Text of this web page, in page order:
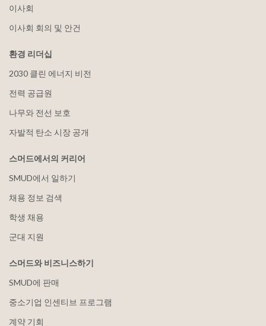
이사회
이사회 회의 및 안건
환경 리더십
2030 클린 에너지 비전
전력 공급원
나무와 전선 보호
자발적 탄소 시장 공개
스머드에서의 커리어
SMUD에서 일하기
채용 정보 검색
학생 채용
군대 지원
스머드와 비즈니스하기
SMUD에 판매
중소기업 인센티브 프로그램
계약 기회